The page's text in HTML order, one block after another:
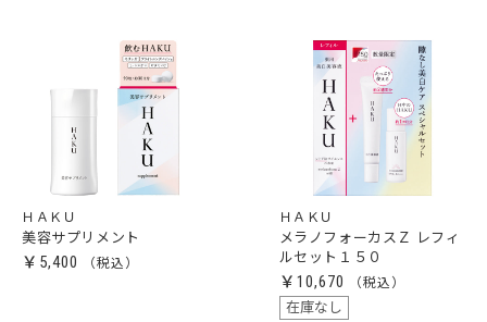
ＨＡＫＵ
美容サプリメント
￥5,400
ＨＡＫＵ
メラノフォーカスＺ レフィ
ルセット１５０
￥10,670
在庫なし